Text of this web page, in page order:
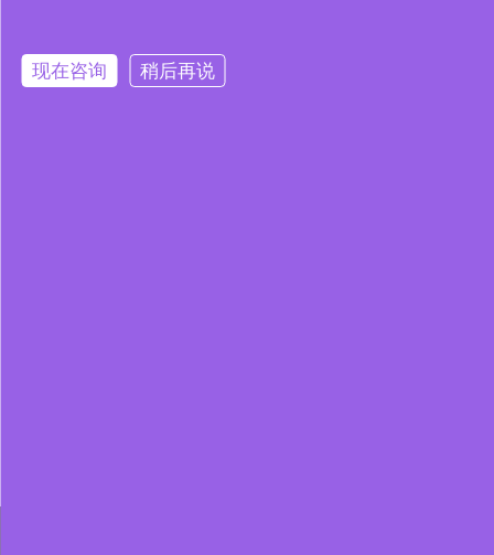
现在咨询 稍后再说